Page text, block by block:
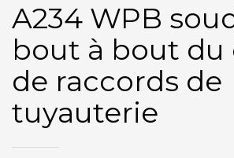
A234 WPB
bout à bout du
de raccords de
tuyauterie